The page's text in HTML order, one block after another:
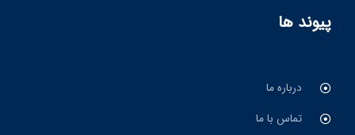
پیوند ها
درباره ما
تماس با ما